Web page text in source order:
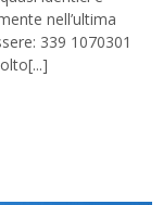
nell’ultima
339 1070301